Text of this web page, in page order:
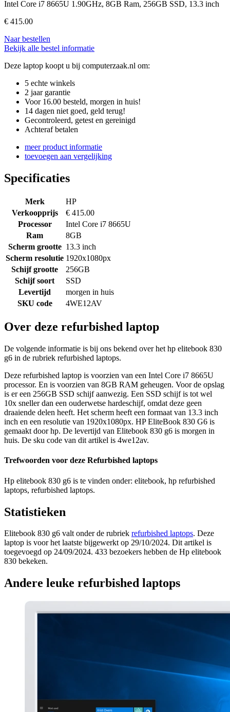
Intel Core i7 8665U 1.90GHz, 8GB Ram, 256GB SSD, 13.3 inch
€ 415.00
Naar bestellen
Bekijk alle bestel informatie
Deze laptop koopt u bij computerzaak.nl om:
5 echte winkels
2 jaar garantie
Voor 16.00 besteld, morgen in huis!
14 dagen niet goed, geld terug!
Gecontroleerd, getest en gereinigd
Achteraf betalen
meer product informatie
toevoegen aan vergelijking
Specificaties
Merk
HP
Verkoopprijs
€ 415.00
Processor
Intel Core i7 8665U
Ram
8GB
Scherm grootte 13.3 inch
Scherm resolutie 1920x1080px
Schijf grootte
256GB
Schijf soort
SSD
Levertijd
morgen in huis
SKU code
4WE12AV
Over deze refurbished laptop
De volgende informatie is bij ons bekend over het hp elitebook 830
g6 in de rubriek refurbished laptops.
Deze refurbished laptop is voorzien van een Intel Core i7 8665U
processor. En is voorzien van 8GB RAM geheugen. Voor de opslag
is er een 256GB SSD schijf aanwezig. Een SSD schijf is tot wel
10x sneller dan een ouderwetse hardeschijf, omdat deze geen
draaiende delen heeft. Het scherm heeft een formaat van 13.3 inch
inch en een resolutie van 1920x1080px. HP EliteBook 830 G6 is
gemaakt door hp. De levertijd van Elitebook 830 g6 is morgen in
huis. De sku code van dit artikel is 4we12av.
Trefwoorden voor deze Refurbished laptops
Hp elitebook 830 g6 is te vinden onder: elitebook, hp refurbished
laptops, refurbished laptops.
Statistieken
Elitebook 830 g6 valt onder de rubriek refurbished laptops. Deze
laptop is voor het laatste bijgewerkt op 29/10/2024. Dit artikel is
toegevoegd op 24/09/2024. 433 bezoekers hebben de Hp elitebook
830 bekeken.
Andere leuke refurbished laptops